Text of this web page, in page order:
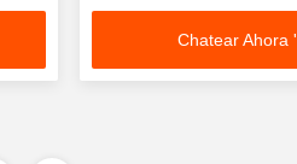
importado
Chatear Ahora '